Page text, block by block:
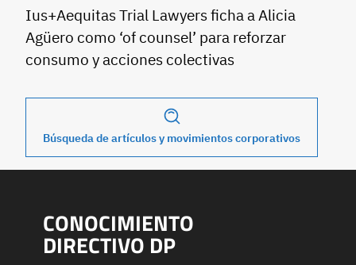
Ius+Aequitas Trial Lawyers ficha a Alicia
Agüero como ‘of counsel’ para reforzar
consumo y acciones colectivas
Búsqueda de artículos y movimientos corporativos
CONOCIMIENTO
DIRECTIVO DP